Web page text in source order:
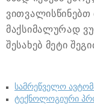
ვითვალისწინებთ
მაქსიმალურად
შესახებ მეტი
სამრეწველო
ტექნოლოგიური